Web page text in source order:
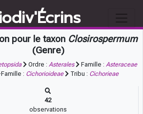
pour le taxon Closirospermum
(Genre)
Ordre : Asterales Famille : Asteraceae
: Cichorioideae Tribu : Cichorieae
42
observations